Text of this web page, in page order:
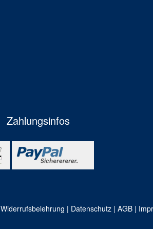
Zahlungsinfos
Widerrufsbelehrung | Datenschutz | AGB |